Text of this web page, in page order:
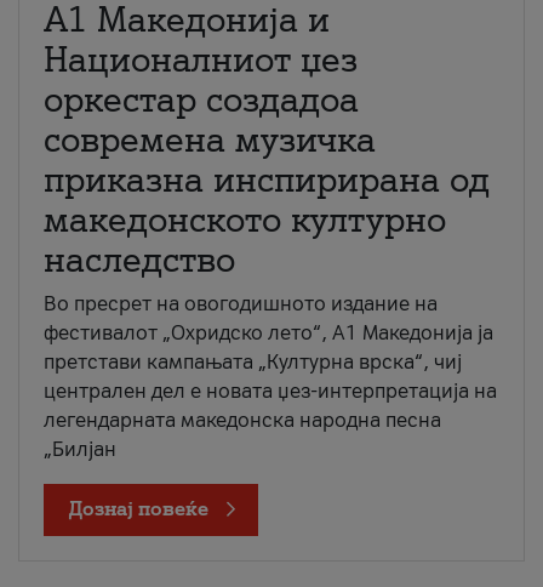
А1 Македонија и
Националниот џез
оркестар создадоа
современа музичка
приказна инспирирана од
македонското културно
наследство
Во пресрет на овогодишното издание на
фестивалот „Охридско лето“, А1 Македонија ја
претстави кампањата „Културна врска“, чиј
централен дел е новата џез-интерпретација на
легендарната македонска народна песна
„Билјан
Дознај повеќе